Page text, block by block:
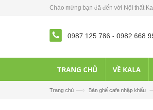
Chào mừng bạn đã đến với Nội thất
0987.125.786 -
TRANG CHỦ VỀ KALA
Trang chủ —› Bàn ghế cafe nhập khẩu